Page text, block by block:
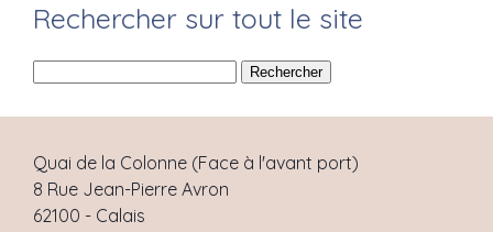
Rechercher sur tout le site
Quai de la Colonne (Face à l'avant port)
8 Rue Jean-Pierre Avron
62100 - Calais